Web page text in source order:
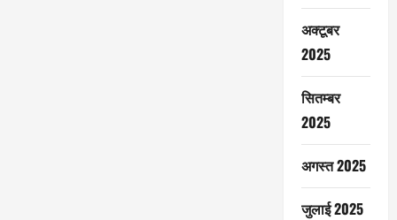
अक्टूबर
2025
सितम्बर
2025
अगस्त 2025
जुलाई 2025